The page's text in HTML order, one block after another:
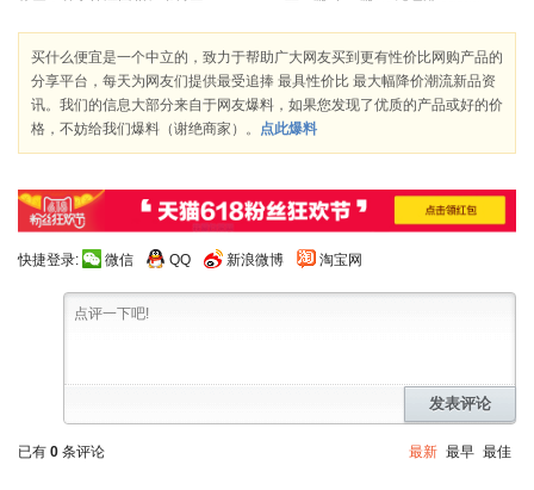
买什么便宜是一个中立的，致力于帮助广大网友买到更有性价比网购产品的
分享平台，每天为网友们提供最受追捧 最具性价比 最大幅降价潮流新品资
讯。我们的信息大部分来自于网友爆料，如果您发现了优质的产品或好的价
格，不妨给我们爆料（谢绝商家）。 点此爆料
快捷登录: 微信 QQ 新浪微博 淘宝网
发表评论
已有 0 条评论 最新 最早 最佳